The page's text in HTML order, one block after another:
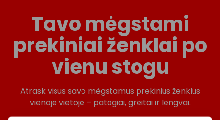
Tavo mėgstami
prekiniai ženklai po
vienu stogu
Atrask visus savo mėgstamus prekinius ženklus
vienoje vietoje – patogiai, greitai ir lengvai.